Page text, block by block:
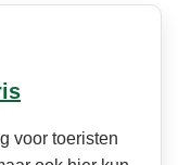
voor toeristen